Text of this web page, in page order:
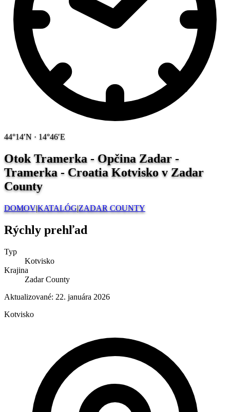
44°14′N · 14°46′E
Otok Tramerka - Opčina Zadar -
Tramerka - CroatiaKotvisko v Zadar
County
DOMOV|KATALÓG|ZADAR COUNTY
Rýchly prehľad
Typ
Kotvisko
Krajina
Zadar County
Aktualizované: 22. januára 2026
Kotvisko